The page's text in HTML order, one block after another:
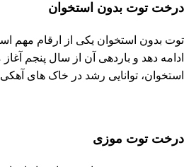
درخت توت بدون استخوان
توت بدون استخوان یکی از ارقام مهم
استخوان، توانایی رشد در خاک‌ های
درخت توت موزی